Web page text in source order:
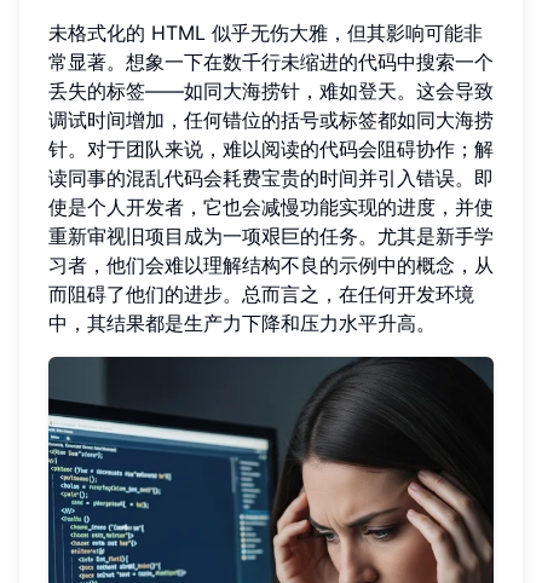
未格式化的 HTML 似乎无伤大雅，但其影响可能非
常显著。想象一下在数千行未缩进的代码中搜索一个
丢失的标签——如同大海捞针，难如登天。这会导致
调试时间增加，任何错位的括号或标签都如同大海捞
针。对于团队来说，难以阅读的代码会阻碍协作；解
读同事的混乱代码会耗费宝贵的时间并引入错误。即
使是个人开发者，它也会减慢功能实现的进度，并使
重新审视旧项目成为一项艰巨的任务。尤其是新手学
习者，他们会难以理解结构不良的示例中的概念，从
而阻碍了他们的进步。总而言之，在任何开发环境
中，其结果都是生产力下降和压力水平升高。